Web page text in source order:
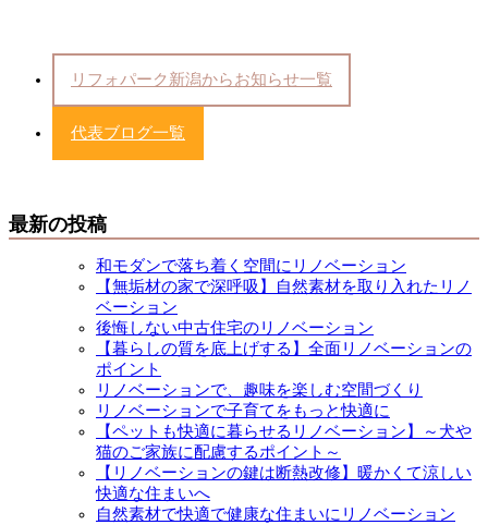
リフォパーク新潟からお知らせ一覧
代表ブログ一覧
最新の投稿
和モダンで落ち着く空間にリノベーション
【無垢材の家で深呼吸】自然素材を取り入れたリノ
ベーション
後悔しない中古住宅のリノベーション
【暮らしの質を底上げする】全面リノベーションの
ポイント
リノベーションで、趣味を楽しむ空間づくり
リノベーションで子育てをもっと快適に
【ペットも快適に暮らせるリノベーション】～犬や
猫のご家族に配慮するポイント～
【リノベーションの鍵は断熱改修】暖かくて涼しい
快適な住まいへ
自然素材で快適で健康な住まいにリノベーション